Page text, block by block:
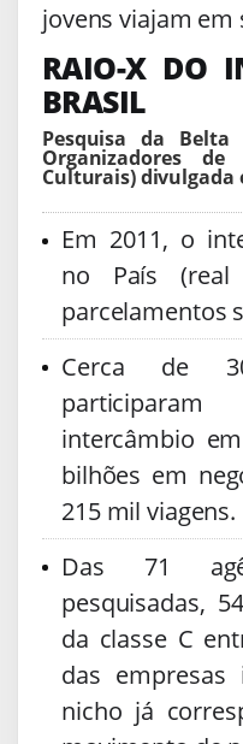
jovens viajam em
RAIO-X DO
BRASIL
Pesquisa da Belta
Organizadores de
Culturais) divulgada
Em 2011, o
no País (real
parcelamentos
Cerca de
intercâmbio
bilhões em
215 mil viagens.
Das 71
pesquisadas,
da classe C
das
nicho já